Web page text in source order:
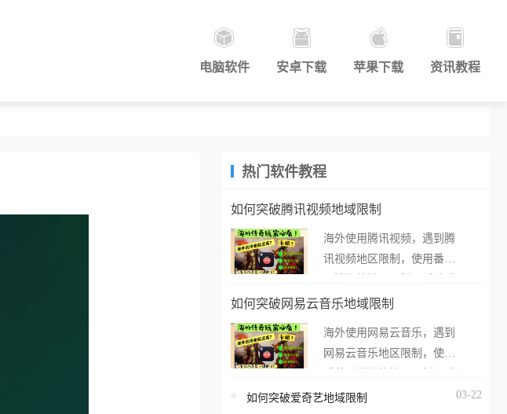
电脑软件 安卓下载 苹果下载 资讯教程
热门软件教程
如何突破腾讯视频地域限制
海外使用腾讯视频，遇到腾
讯视频地区限制，使用番茄
外打开腾讯视频，却突然弹
地区无法播放”的提示语。
海外用户如香港、澳门、台
亚、欧洲等国家和地区时，
如何突破网易云音乐地域限制
海外使用网易云音乐，遇到
网易云音乐地区限制，使用
在海外打开网易云音乐，却
如何突破爱奇艺地域限制 03-22